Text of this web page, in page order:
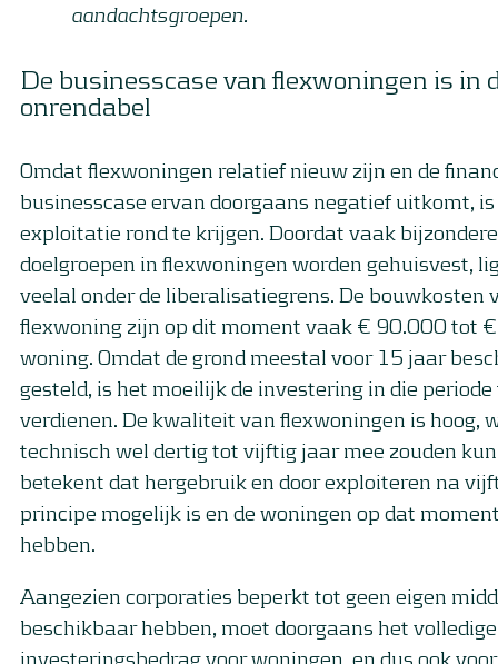
aandachtsgroepen.
De businesscase van flexwoningen is in
onrendabel
Omdat flexwoningen relatief nieuw zijn en de
businesscase ervan doorgaans negatief uitkomt,
exploitatie rond te krijgen. Doordat vaak
doelgroepen in flexwoningen worden gehuisvest,
veelal onder de liberalisatiegrens. De bouwkosten
flexwoning zijn op dit moment vaak € 90.000 tot
woning. Omdat de grond meestal voor 15 jaar
gesteld, is het moeilijk de investering in die
verdienen. De kwaliteit van flexwoningen is hoog,
technisch wel dertig tot vijftig jaar mee zouden
betekent dat hergebruik en door exploiteren na
principe mogelijk is en de woningen op dat
hebben.
Aangezien corporaties beperkt tot geen eigen
beschikbaar hebben, moet doorgaans het volledige
investeringsbedrag voor woningen, en dus ook voor